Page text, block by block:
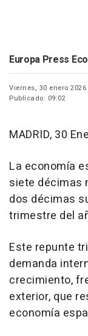
Europa Press
Viernes, 30 enero 2026
Publicado: 09:02
MADRID, 30
La economía
siete décimas
dos décimas
trimestre del
Este repunte
demanda
crecimiento,
exterior, que
economía